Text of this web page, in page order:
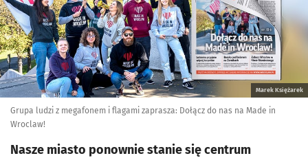
Marek Księżarek
Grupa ludzi z megafonem i flagami zaprasza: Dołącz do nas na Made in
Wroclaw!
Nasze miasto ponownie stanie się centrum